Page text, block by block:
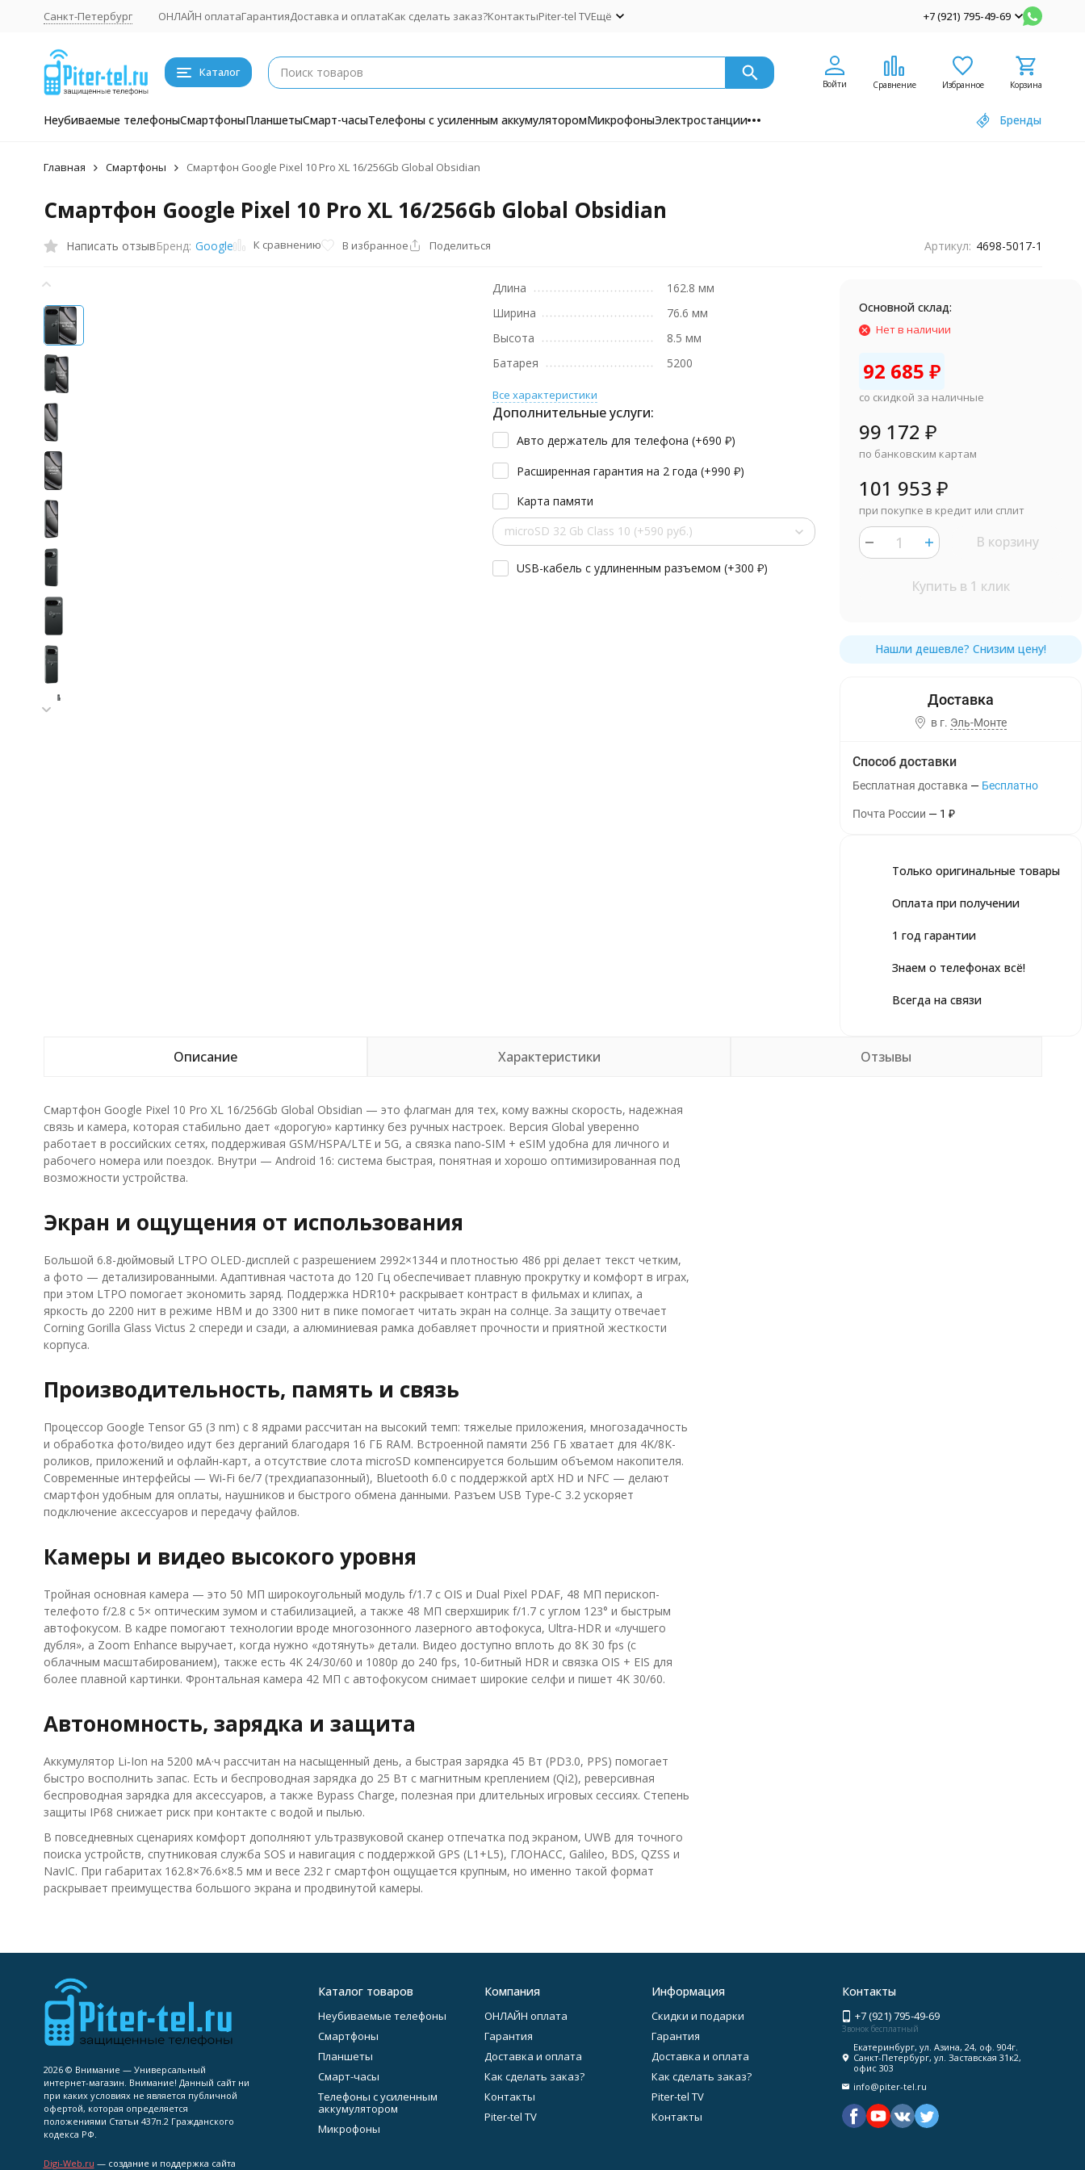
Санкт-Петербург ОНЛАЙН оплатаГарантияДоставка и оплатаКак сделать заказ?КонтактыPiter-tel TVЕщё +7 (921) 795-49-69
Каталог
Войти Сравнение Избранное Корзина
Неубиваемые телефоныСмартфоныПланшетыСмарт-часыТелефоны с усиленным аккумуляторомМикрофоныЭлектростанции Бренды
Главная Смартфоны Смартфон Google Pixel 10 Pro XL 16/256Gb Global Obsidian
Смартфон Google Pixel 10 Pro XL 16/256Gb Global Obsidian
Написать отзывБренд: Google К сравнению В избранное Поделиться Артикул: 4698-5017-1
Длина
162.8 мм
Ширина
76.6 мм
Высота
8.5 мм
Батарея
5200
Все характеристики
Дополнительные услуги:
Авто держатель для телефона (+690₽)
Расширенная гарантия на 2 года (+990₽)
Карта памяти
microSD 32 Gb Class 10 (+590 руб.)
USB-кабель с удлиненным разъемом (+300₽)
Основной склад:
Нет в наличии
92 685₽
со скидкой за наличные
99 172₽
по банковским картам
101 953₽
при покупке в кредит или сплит
В корзину
Купить в 1 клик
в г. Эль-Монте
Способ доставки
Бесплатная доставка Бесплатно
Почта России 1₽
Только оригинальные товары
Оплата при получении
1 год гарантии
Знаем о телефонах всё!
Всегда на связи
Описание Характеристики Отзывы
Смартфон Google Pixel 10 Pro XL 16/256Gb Global Obsidian — это флагман для тех, кому важны скорость, надежная
связь и камера, которая стабильно дает «дорогую» картинку без ручных настроек. Версия Global уверенно
работает в российских сетях, поддерживая GSM/HSPA/LTE и 5G, а связка nano‑SIM + eSIM удобна для личного и
рабочего номера или поездок. Внутри — Android 16: система быстрая, понятная и хорошо оптимизированная под
возможности устройства.
Экран и ощущения от использования
Большой 6.8-дюймовый LTPO OLED-дисплей с разрешением 2992×1344 и плотностью 486 ppi делает текст четким,
а фото — детализированными. Адаптивная частота до 120 Гц обеспечивает плавную прокрутку и комфорт в играх,
при этом LTPO помогает экономить заряд. Поддержка HDR10+ раскрывает контраст в фильмах и клипах, а
яркость до 2200 нит в режиме HBM и до 3300 нит в пике помогает читать экран на солнце. За защиту отвечает
Corning Gorilla Glass Victus 2 спереди и сзади, а алюминиевая рамка добавляет прочности и приятной жесткости
корпуса.
Производительность, память и связь
Процессор Google Tensor G5 (3 nm) с 8 ядрами рассчитан на высокий темп: тяжелые приложения, многозадачность
и обработка фото/видео идут без дерганий благодаря 16 ГБ RAM. Встроенной памяти 256 ГБ хватает для 4K/8K-
роликов, приложений и офлайн-карт, а отсутствие слота microSD компенсируется большим объемом накопителя.
Современные интерфейсы — Wi‑Fi 6e/7 (трехдиапазонный), Bluetooth 6.0 с поддержкой aptX HD и NFC — делают
смартфон удобным для оплаты, наушников и быстрого обмена данными. Разъем USB Type‑C 3.2 ускоряет
подключение аксессуаров и передачу файлов.
Камеры и видео высокого уровня
Тройная основная камера — это 50 МП широкоугольный модуль f/1.7 с OIS и Dual Pixel PDAF, 48 МП перископ-
телефото f/2.8 с 5× оптическим зумом и стабилизацией, а также 48 МП сверхширик f/1.7 с углом 123° и быстрым
автофокусом. В кадре помогают технологии вроде многозонного лазерного автофокуса, Ultra‑HDR и «лучшего
дубля», а Zoom Enhance выручает, когда нужно «дотянуть» детали. Видео доступно вплоть до 8K 30 fps (с
облачным масштабированием), также есть 4K 24/30/60 и 1080p до 240 fps, 10‑битный HDR и связка OIS + EIS для
более плавной картинки. Фронтальная камера 42 МП с автофокусом снимает широкие селфи и пишет 4K 30/60.
Автономность, зарядка и защита
Аккумулятор Li‑Ion на 5200 мА·ч рассчитан на насыщенный день, а быстрая зарядка 45 Вт (PD3.0, PPS) помогает
быстро восполнить запас. Есть и беспроводная зарядка до 25 Вт с магнитным креплением (Qi2), реверсивная
беспроводная зарядка для аксессуаров, а также Bypass Charge, полезная при длительных игровых сессиях. Степень
защиты IP68 снижает риск при контакте с водой и пылью.
В повседневных сценариях комфорт дополняют ультразвуковой сканер отпечатка под экраном, UWB для точного
поиска устройств, спутниковая служба SOS и навигация с поддержкой GPS (L1+L5), ГЛОНАСС, Galileo, BDS, QZSS и
NavIC. При габаритах 162.8×76.6×8.5 мм и весе 232 г смартфон ощущается крупным, но именно такой формат
раскрывает преимущества большого экрана и продвинутой камеры.
2026 © Внимание — Универсальный
интернет-магазин. Внимание! Данный сайт ни
при каких условиях не является публичной
офертой, которая определяется
положениями Статьи 437п.2 Гражданского
кодекса РФ.
Digi-Web.ru — создание и поддержка сайта
Каталог товаров
Неубиваемые телефоны
Смартфоны
Планшеты
Смарт-часы
Телефоны с усиленным
аккумулятором
Микрофоны
Компания
ОНЛАЙН оплата
Гарантия
Доставка и оплата
Как сделать заказ?
Контакты
Piter-tel TV
Информация
Скидки и подарки
Гарантия
Доставка и оплата
Как сделать заказ?
Piter-tel TV
Контакты
Контакты
+7 (921) 795-49-69
Звонок бесплатный
Екатеринбург, ул. Азина, 24, оф. 904г.
Санкт-Петербург, ул. Заставская 31к2,
офис 303
info@piter-tel.ru